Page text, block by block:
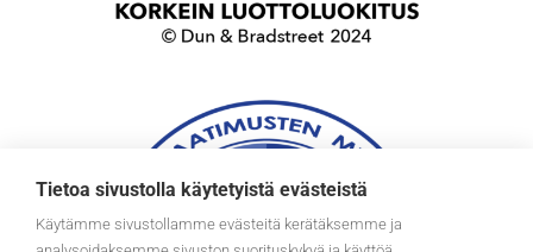
Tietoa sivustolla käytetyistä evästeistä
Käytämme sivustollamme evästeitä kerätäksemme ja